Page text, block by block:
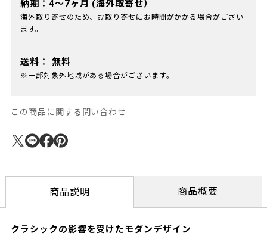
納期：4～7ヶ月 (海外取寄せ）
海外取り寄せのため、お取り寄せにお時間がかかる場合がござい
ます。
送料： 無料
※一部対象外地域がある場合がございます。
この商品に関する問い合わせ
商品説明 商品概要
クラシックの影響を受けたモダンデザイン